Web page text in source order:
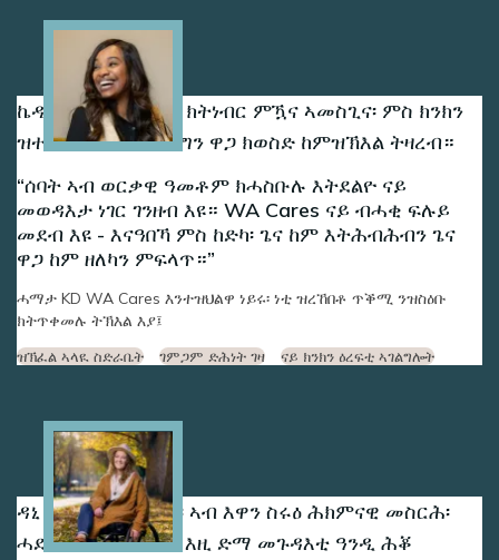
ኬዲ ሓማታ ኣብ ገዝኣ ክትነብር ምዃና ኣመስጊና፡ ምስ ክንክን
ዝተኣሳሰር ወጻኢታት ግን ዋጋ ክወስድ ከምዝኽእል ትዛረብ።
ሰባት ኣብ ወርቃዊ ዓመቶም ክሓስቡሉ እትደልዮ ናይ
መወዳእታ ነገር ገንዘብ እዩ። WA Cares ናይ ብሓቂ ፍሉይ
መደብ እዩ - እናዓበኻ ምስ ከድካ፡ ጌና ከም እትሕብሕብን ጌና
ዋጋ ከም ዘለካን ምፍላጥ።
ሓማታ KD WA Cares እንተዝህልዋ ነይሩ፡ ነቲ ዝረኸበቶ ጥቕሚ ንዝስዕቡ
ክትጥቀመሉ ትኽእል እያ፤
ዝኽፈል ኣላዪ ስድራቤት ገምጋም ድሕነት ገዛ ናይ ክንክን ዕረፍቲ ኣገልግሎት
Image
ዳኒ ጓል 30 ዓመት ከላ፡ ኣብ እዋን ስሩዕ ሕክምናዊ መስርሕ፡
ሓደ ጸገም ኣጋጢምዋ፡ እዚ ድማ መጉዳእቲ ዓንዲ ሕቖ
Image